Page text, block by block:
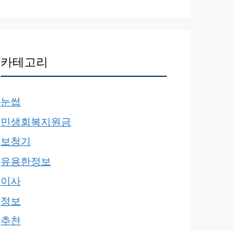
카테고리
눈썹
민생회복지원금
보청기
유용한정보
이사
정보
추천